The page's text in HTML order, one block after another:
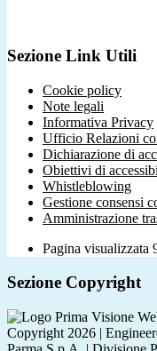
Sezione Link Utili
Cookie policy
Note legali
Informativa Privacy
Ufficio Relazioni
Dichiarazione di
Obiettivi di
Whistleblowing
Gestione consensi
Amministrazione
Pagina visualizzata
Sezione Copyright
Copyright 2026 |